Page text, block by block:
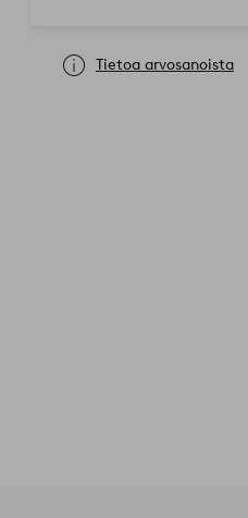
Tietoa arvosanoista